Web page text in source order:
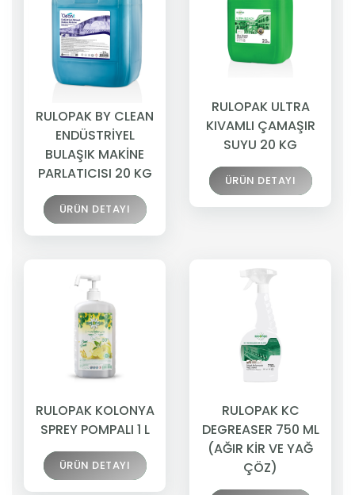
RULOPAK BY CLEAN
ENDÜSTRİYEL
BULAŞIK MAKİNE
PARLATICISI 20 KG
ÜRÜN DETAYI
RULOPAK ULTRA
KIVAMLI ÇAMAŞIR
SUYU 20 KG
ÜRÜN DETAYI
RULOPAK KOLONYA
SPREY POMPALI 1 L
ÜRÜN DETAYI
RULOPAK KC
DEGREASER 750 ML
(AĞIR KİR VE YAĞ
ÇÖZ)